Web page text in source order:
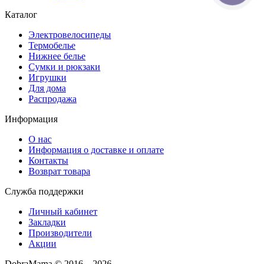
Каталог
Электровелосипеды
Термобелье
Нижнее белье
Сумки и рюкзаки
Игрушки
Для дома
Распродажа
Информация
О нас
Информация о доставке и оплате
Контакты
Возврат товара
Служба поддержки
Личный кабинет
Закладки
Производители
Акции